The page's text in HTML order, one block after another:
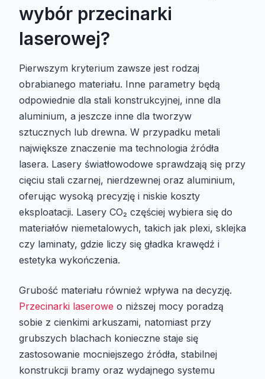
wybór przecinarki
laserowej?
Pierwszym kryterium zawsze jest rodzaj
obrabianego materiału. Inne parametry będą
odpowiednie dla stali konstrukcyjnej, inne dla
aluminium, a jeszcze inne dla tworzyw
sztucznych lub drewna. W przypadku metali
największe znaczenie ma technologia źródła
lasera. Lasery światłowodowe sprawdzają się przy
cięciu stali czarnej, nierdzewnej oraz aluminium,
oferując wysoką precyzję i niskie koszty
eksploatacji. Lasery CO₂ częściej wybiera się do
materiałów niemetalowych, takich jak plexi, sklejka
czy laminaty, gdzie liczy się gładka krawędź i
estetyka wykończenia.
Grubość materiału również wpływa na decyzję.
Przecinarki laserowe o niższej mocy poradzą
sobie z cienkimi arkuszami, natomiast przy
grubszych blachach konieczne staje się
zastosowanie mocniejszego źródła, stabilnej
konstrukcji bramy oraz wydajnego systemu